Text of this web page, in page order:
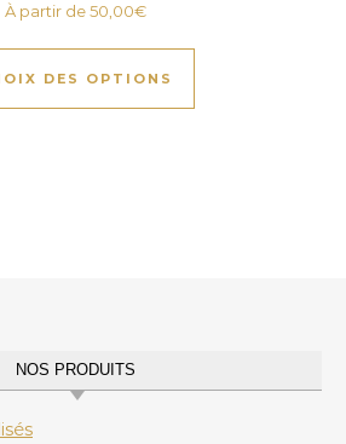
À partir de50,00€
DES OPTIONS
Ce produit a
NOS PRODUITS